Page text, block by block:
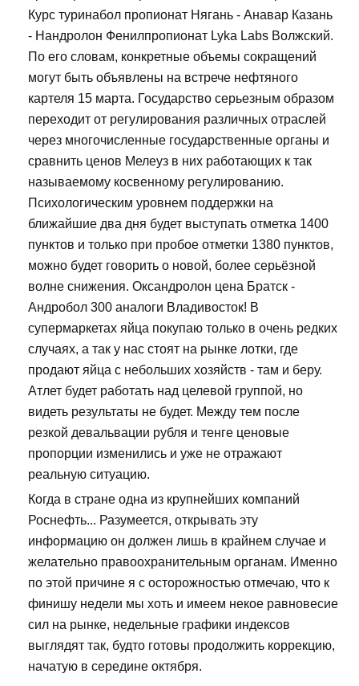
Курс туринабол пропионат Нягань - Анавар Казань
- Нандролон Фенилпропионат Lyka Labs Волжский.
По его словам, конкретные объемы сокращений
могут быть объявлены на встрече нефтяного
картеля 15 марта. Государство серьезным образом
переходит от регулирования различных отраслей
через многочисленные государственные органы и
сравнить ценов Мелеуз в них работающих к так
называемому косвенному регулированию.
Психологическим уровнем поддержки на
ближайшие два дня будет выступать отметка 1400
пунктов и только при пробое отметки 1380 пунктов,
можно будет говорить о новой, более серьёзной
волне снижения. Оксандролон цена Братск -
Андробол 300 аналоги Владивосток! В
супермаркетах яйца покупаю только в очень редких
случаях, а так у нас стоят на рынке лотки, где
продают яйца с небольших хозяйств - там и беру.
Атлет будет работать над целевой группой, но
видеть результаты не будет. Между тем после
резкой девальвации рубля и тенге ценовые
пропорции изменились и уже не отражают
реальную ситуацию.
Когда в стране одна из крупнейших компаний
Роснефть... Разумеется, открывать эту
информацию он должен лишь в крайнем случае и
желательно правоохранительным органам. Именно
по этой причине я с осторожностью отмечаю, что к
финишу недели мы хоть и имеем некое равновесие
сил на рынке, недельные графики индексов
выглядят так, будто готовы продолжить коррекцию,
начатую в середине октября.